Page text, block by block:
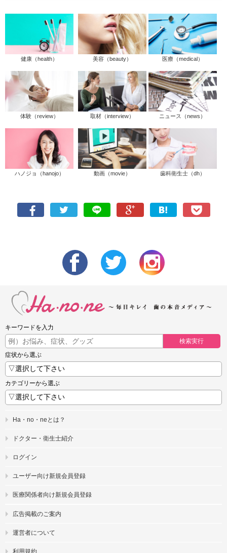
健康（health） 美容（beauty） 医療（medical）
体験（review） 取材（interview） ニュース（news）
ハノジョ（hanojo） 動画（movie） 歯科衛生士（dh）
キーワードを入力
検索実行
症状から選ぶ
カテゴリーから選ぶ
Ha・no・neとは？
ドクター・衛生士紹介
ログイン
ユーザー向け新規会員登録
医療関係者向け新規会員登録
広告掲載のご案内
運営者について
利用規約